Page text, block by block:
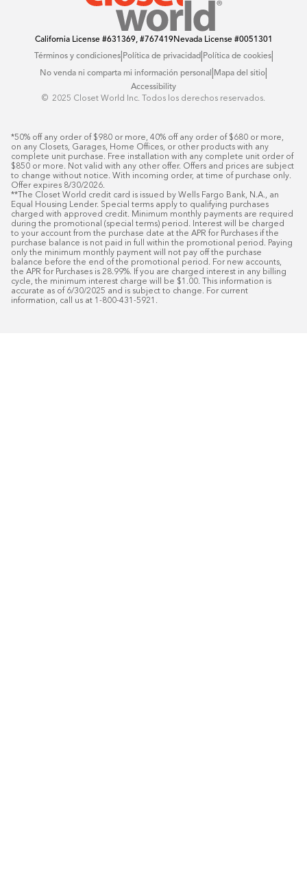
California License#631369, #767419Nevada License#0051301
Términos y condiciones| Política de privacidad| Política de cookies|
No venda ni comparta mi información personal Mapa del sitio
Accessibility
© ️ 2025 Closet World Inc. Todos los derechos reservados.
*50% off any order of $980 or more, 40% off any order of $680 or more,
on any Closets, Garages, Home Offices, or other products with any
complete unit purchase. Free installation with any complete unit order of
$850 or more. Not valid with any other offer. Offers and prices are subject
to change without notice. With incoming order, at time of purchase only.
Offer expires 8/30/2026.
**The Closet World credit card is issued by Wells Fargo Bank, N.A., an
Equal Housing Lender. Special terms apply to qualifying purchases
charged with approved credit. Minimum monthly payments are required
during the promotional (special terms) period. Interest will be charged
to your account from the purchase date at the APR for Purchases if the
purchase balance is not paid in full within the promotional period. Paying
only the minimum monthly payment will not pay off the purchase
balance before the end of the promotional period. For new accounts,
the APR for Purchases is 28.99%. If you are charged interest in any billing
cycle, the minimum interest charge will be $1.00. This information is
accurate as of 6/30/2025 and is subject to change. For current
information, call us at 1-800-431-5921.